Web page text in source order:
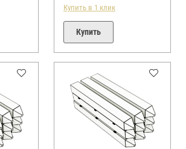
Купить в 1 клик
Купить